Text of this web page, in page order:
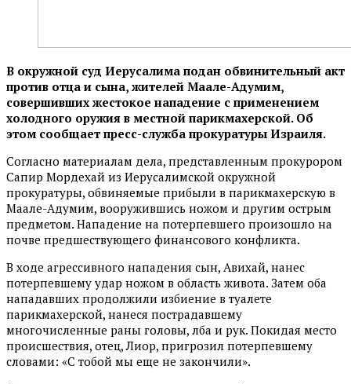
В окружной суд Иерусалима подан обвинительный акт
против отца и сына, жителей Маале-Адумим,
совершивших жестокое нападение с применением
холодного оружия в местной парикмахерской. Об
этом сообщает пресс-служба прокуратуры Израиля.
Согласно материалам дела, представленным прокурором
Сапир Мордехай из Иерусалимской окружной
прокуратуры, обвиняемые прибыли в парикмахерскую в
Маале-Адумим, вооружившись ножом и другим острым
предметом. Нападение на потерпевшего произошло на
почве предшествующего финансового конфликта.
В ходе агрессивного нападения сын, Авихай, нанес
потерпевшему удар ножом в область живота. Затем оба
нападавших продолжили избиение в туалете
парикмахерской, нанеся пострадавшему
многочисленные раны головы, лба и рук. Покидая место
происшествия, отец, Лиор, пригрозил потерпевшему
словами: «С тобой мы еще не закончили».